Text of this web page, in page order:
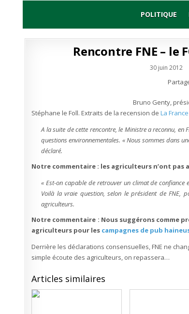
POLITIQUE
Rencontre FNE – le
30 juin 2012
Bruno Genty,
Stéphane le Foll. Extraits de la recension deLa
A la suite de cette rencontre, le Ministre a reconnu, en
questions environnementales. « Nous sommes dans
déclaré.
Notre commentaire : les agriculteurs n’ont
« Est-on capable de retrouver un climat de confiance
Voilà la vraie question, selon le président de FNE,
agriculteurs.
Notre commentaire : Nous suggérons comme
agriculteurs pour les campagnes de pub
Derrière les déclarations consensuelles, FNE ne
simple écoute des agriculteurs, on repassera…
Articles similaires